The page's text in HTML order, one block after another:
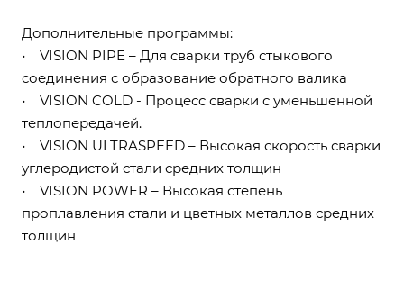
Дополнительные программы:
• VISION PIPE – Для сварки труб стыкового
соединения с образование обратного валика
• VISION COLD - Процесс сварки с уменьшенной
теплопередачей.
• VISION ULTRASPEED – Высокая скорость сварки
углеродистой стали средних толщин
• VISION POWER – Высокая степень
проплавления стали и цветных металлов средних
толщин